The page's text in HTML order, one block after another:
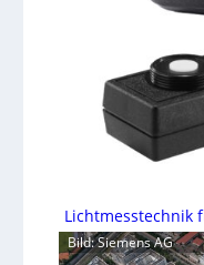
Lichtmesstechnik
Bild: Siemens AG